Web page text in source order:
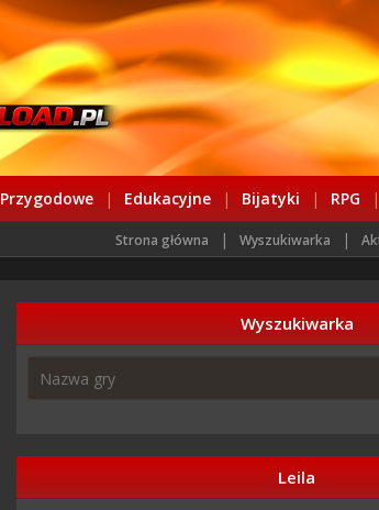
Przygodowe | Edukacyjne | Bijatyki | RPG |
Strona główna | Wyszukiwarka |
Wyszukiwarka
Leila